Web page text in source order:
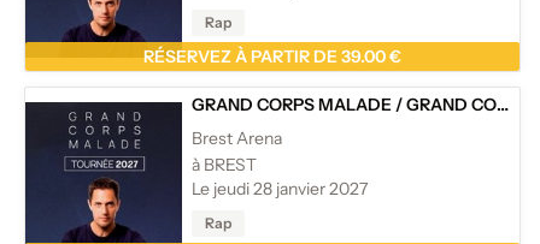
Rap
RÉSERVEZ À PARTIR DE 39.00 €
GRAND CORPS MALADE /GRAND CORPS MALADE - TOURNÉE
Brest Arena
à BREST
Le jeudi 28 janvier 2027
Rap